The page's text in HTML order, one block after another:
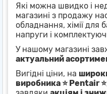
Які можна швидко і
магазині з продажу
обладнання, хімії для
напруги і
У нашому магазині
актуальний
Вигідні ціни, на
виробника ⭐ Pentair ⭐